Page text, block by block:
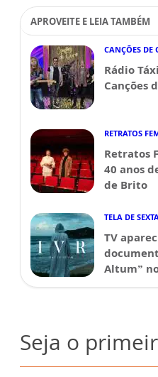
APROVEITE E LEIA TAMBÉM
CANÇÕES DE
Rádio
Canções
RETRATOS
Retratos
40 anos
de Brito
TELA DE SEXTA
TV
Altum”
Seja o